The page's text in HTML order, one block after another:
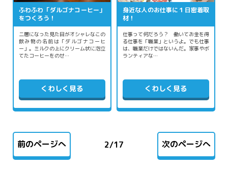
ふわふわ「ダルゴナコーヒー」
をつくろう！
二層になった見た目がオシャレなこの
飲み物の名前は「ダルゴナコーヒ
ー」。ミルクの上にクリーム状に泡立
てたコーヒーをのせ…
くわしく見る
身近な人のお仕事に１日密着取
材！
仕事って何だろう？ 働いてお金を得
る仕事を「職業」というよ。でも仕事
は、職業だけではないんだ。家事やボ
ランティアな…
くわしく見る
前のページへ 次のページへ
2/17